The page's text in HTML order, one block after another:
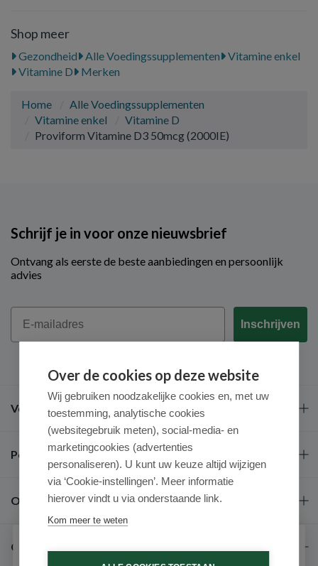
Shop meer
Gezondheid Alle Voedingssupplementen
Vitamine enkel
Vitamine D
Merken
Home
Alle Voedingssupplementen
Vitamine enkel
Vitamine D
Proviform Vitamine D3 50mcg (2000IE)
Schrijf je in voor onze nieuwsbrief
Ontvang als eerste de beste aanbiedingen en persoonlijk
advies
Email
Inschrijven
Veel gestelde vragen
Populaire merken
Over ons
Contact
Over de cookies op deze website
Wij gebruiken noodzakelijke cookies en, met uw
toestemming, analytische cookies
(websitegebruik meten), social-media- en
marketingcookies (advertenties
personaliseren). U kunt uw keuze altijd wijzigen
via ‘Cookie-instellingen’. Meer informatie
hierover vindt u via onderstaande link.
Kom meer te weten
Schrijf je in voor onze nieuwsbrief